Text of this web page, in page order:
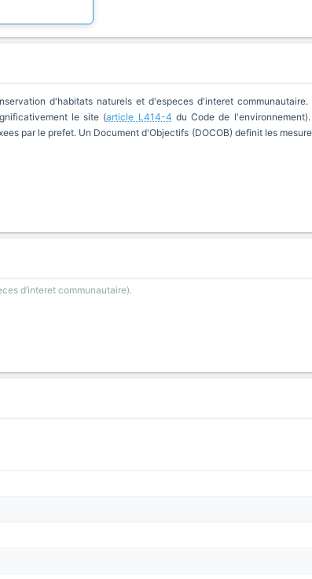
d'habitats naturels et d'especes d'interet communautaire.
le site (article L414-4 du Code de
par le prefet. Un Document d'Objectifs (DOCOB) definit les
d’interet communautaire).